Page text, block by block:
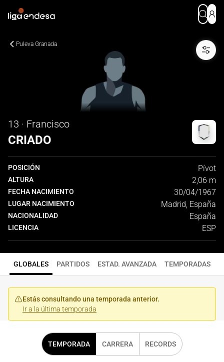
Puleva Granada
13 · Francisco
CRIADO
POSICIÓN Pívot
ALTURA 2,06 m
FECHA NACIMIENTO 30/04/1967
LUGAR NACIMIENTO Madrid, España
NACIONALIDAD España
LICENCIA ESP
GLOBALES PARTIDOS ESTAD. AVANZADA TEMPORADAS
Estás consultando una temporada anterior.
Ir a la última temporada
TEMPORADA CARRERA RECORDS